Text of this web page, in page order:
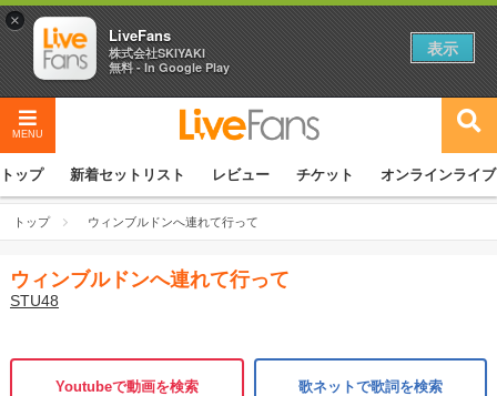
MENU
トップ 新着セットリスト レビュー チケット オンラインライブ
トップ ウィンブルドンへ連れて行って
ウィンブルドンへ連れて行って
STU48
Youtubeで動画を検索 歌ネットで歌詞を検索
×
LiveFans
株式会社SKIYAKI
無料 - In Google Play
表示